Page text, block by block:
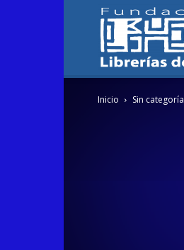
Inicio Sin categoría